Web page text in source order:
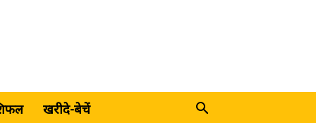
खरीदे-बेचें